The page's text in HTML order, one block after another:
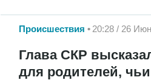
Происшествия 20:28 / 26
Глава СКР
для родителей,